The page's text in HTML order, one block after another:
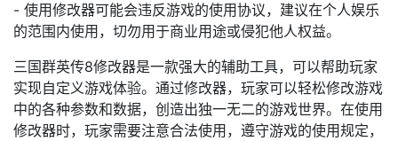
- 使用修改器可能会违反游戏的使用协议，建议在个人娱乐
的范围内使用，切勿用于商业用途或侵犯他人权益。
三国群英传8修改器是一款强大的辅助工具，可以帮助玩家
实现自定义游戏体验。通过修改器，玩家可以轻松修改游戏
中的各种参数和数据，创造出独一无二的游戏世界。在使用
修改器时，玩家需要注意合法使用，遵守游戏的使用规定，